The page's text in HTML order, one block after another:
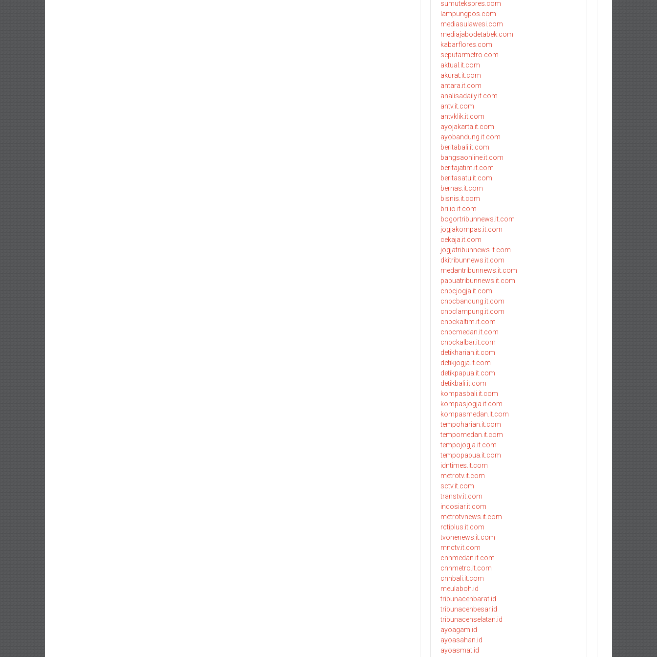
sumutekspres.com
lampungpos.com
mediasulawesi.com
mediajabodetabek.com
kabarflores.com
seputarmetro.com
aktual.it.com
akurat.it.com
antara.it.com
analisadaily.it.com
antv.it.com
antvklik.it.com
ayojakarta.it.com
ayobandung.it.com
beritabali.it.com
bangsaonline.it.com
beritajatim.it.com
beritasatu.it.com
bernas.it.com
bisnis.it.com
brilio.it.com
bogortribunnews.it.com
jogjakompas.it.com
cekaja.it.com
jogjatribunnews.it.com
dkitribunnews.it.com
medantribunnews.it.com
papuatribunnews.it.com
cnbcjogja.it.com
cnbcbandung.it.com
cnbclampung.it.com
cnbckaltim.it.com
cnbcmedan.it.com
cnbckalbar.it.com
detikharian.it.com
detikjogja.it.com
detikpapua.it.com
detikbali.it.com
kompasbali.it.com
kompasjogja.it.com
kompasmedan.it.com
tempoharian.it.com
tempomedan.it.com
tempojogja.it.com
tempopapua.it.com
idntimes.it.com
metrotv.it.com
sctv.it.com
transtv.it.com
indosiar.it.com
metrotvnews.it.com
rctiplus.it.com
tvonenews.it.com
mnctv.it.com
cnnmedan.it.com
cnnmetro.it.com
cnnbali.it.com
meulaboh.id
tribunacehbarat.id
tribunacehbesar.id
tribunacehselatan.id
ayoagam.id
ayoasahan.id
ayoasmat.id